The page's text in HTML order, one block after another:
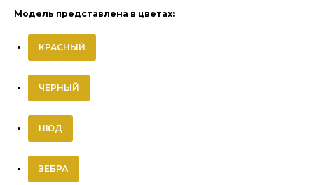
Модель представлена в цветах:
КРАСНЫЙ
ЧЕРНЫЙ
НЮД
ЗЕБРА